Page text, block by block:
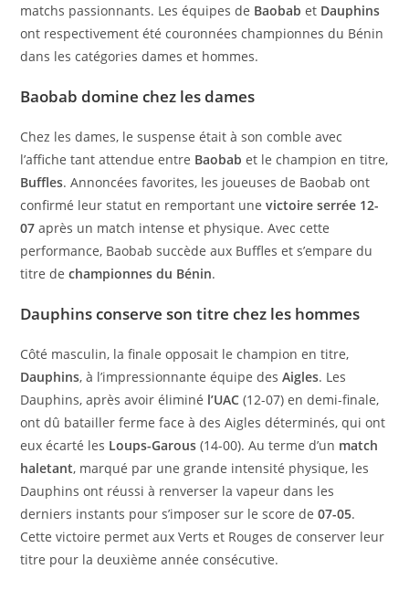
matchs passionnants. Les équipes de Baobab et Dauphins
ont respectivement été couronnées championnes du Bénin
dans les catégories dames et hommes.
Baobab domine chez les dames
Chez les dames, le suspense était à son comble avec
l’affiche tant attendue entre Baobab et le champion en titre,
Buffles. Annoncées favorites, les joueuses de Baobab ont
confirmé leur statut en remportant unevictoire serrée 12-
07 après un match intense et physique. Avec cette
performance, Baobab succède aux Buffles et s’empare du
titre dechampionnes du Bénin.
Dauphins conserve son titre chez les hommes
Côté masculin, la finale opposait le champion en titre,
Dauphins, à l’impressionnante équipe desAigles. Les
Dauphins, après avoir éliminé l’UAC (12-07) en demi-finale,
ont dû batailler ferme face à des Aigles déterminés, qui ont
eux écarté les Loups-Garous (14-00). Au terme d’un match
haletant, marqué par une grande intensité physique, les
Dauphins ont réussi à renverser la vapeur dans les
derniers instants pour s’imposer sur le score de07-05.
Cette victoire permet aux Verts et Rouges de conserver leur
titre pour la deuxième année consécutive.